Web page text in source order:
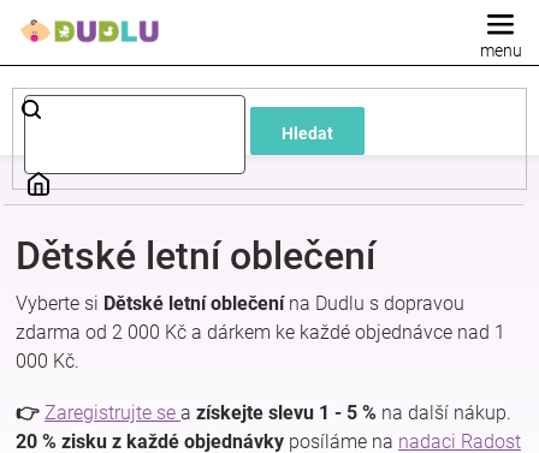
Hledat
Dětské
a
Pokojíček
a
Dětské letní oblečení
Vyberte si Dětské letní oblečenína Dudlu s dopravou
zdarma od 2 000 Kč a dárkem ke každé objednávce nad 1
000 Kč.
👉 Zaregistrujte se a získejte slevu 1 - 5 % na další nákup.
20 % zisku z každé objednávky posíláme na nadaci Radost